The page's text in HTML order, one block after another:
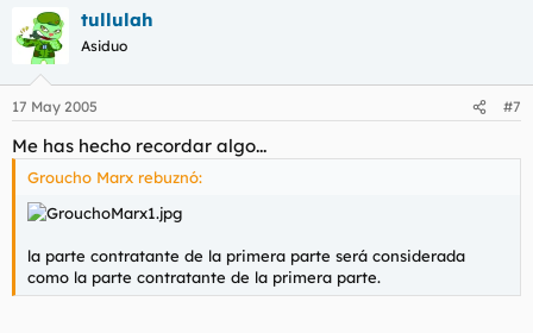
tullulah
Asiduo
17 May 2005 #7
Me has hecho recordar algo...
Groucho Marx rebuznó:
la parte contratante de la primera parte será considerada
como la parte contratante de la primera parte.